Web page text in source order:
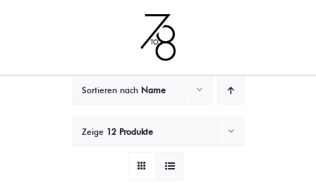
Sortieren nach Name
Zeige 12 Produkte